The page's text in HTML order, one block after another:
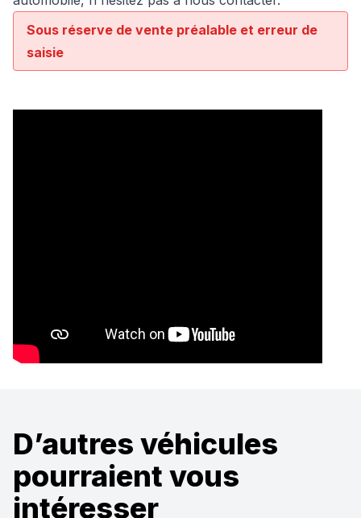
Sous réserve de vente préalable et erreur de
saisie
D’autres véhicules
pourraient vous
intéresser